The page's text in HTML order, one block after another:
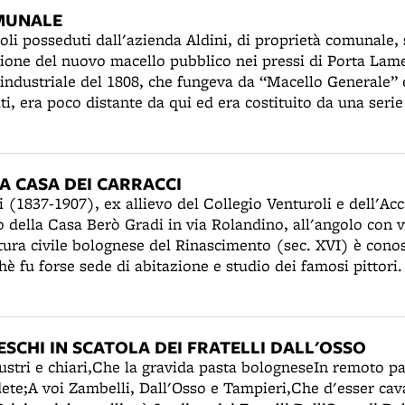
a Bologna e non solo). I macchinari americani
macellare e trasformare fino a 15.000 maiali l'anno.
in scatola e da taglio e altre specialità. Nel 1886 la
area (ex Davia) tra le vie Vicini, Saffi e Sabotino,
La fortuna della ditta avrà un improvviso crollo nel
figlio Enrico jr. Da allora gli interessi economici degli
settori.
posseduti dall'azienda Aldini, di proprietà comunale,
del nuovo macello pubblico nei pressi di Porta
del 1808, che fungeva da “Macello
era poco distante da qui ed era costituito da una
alle antiche mura. L'Amministrazione intende ora
affidato a Filippo Buriani, futuro direttore dell’Ufficio
in appalto alla ditta Barigazzi e verranno completati
modulo saranno attestati sul porto canale del
strutture originarie, verranno costruiti nuovi
palazzina di uffici e servizi e un portale di accesso
il trasferimento del macello in periferia, gli edifici del
del DAMS, alla biblioteca e all'archivio
CASA DEI CARRACCI
(1837-1907), ex allievo del Collegio Venturoli e
Casa Berò Gradi in via Rolandino, all'angolo con
civile bolognese del Rinascimento (sec. XVI) è
fu forse sede di abitazione e studio dei famosi
di un ricco borghese amante dell’arte, non un
restauro - come in San Procolo, in San Martino o
l’indirizzo, sostenuto dalla Deputazione di Storia
e le sovrapposizioni moderne. Il suggestivo, piccolo,
Achille Casanova (1861-1948).
IN SCATOLA DEI FRATELLI DALL'OSSO
e chiari,Che la gravida pasta bologneseIn remoto
voi Zambelli, Dall'Osso e Tampieri,Che d'esser